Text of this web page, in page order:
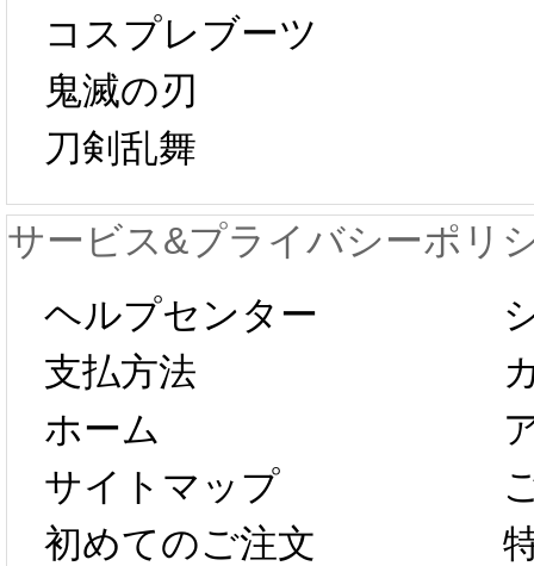
響で2024年2月5
日から工場生産
が一時停止いた
します。 2月5日
以後のご注文
は、2月25日か
らコスプレ制
プレ
新春
字半
第二
コスプレブーツ
鬼滅の刃
刀剣乱舞
サービス&プライバシーポリ
ヘルプセンター
支払方法
ホーム
サイトマップ
初めてのご注文